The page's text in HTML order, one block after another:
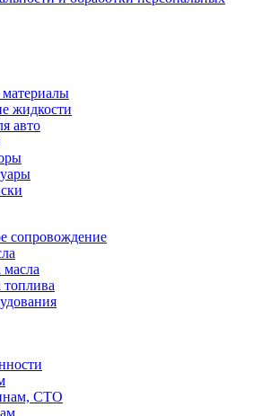
жидкости
авто
сопровождение
масла
топлива
СТО